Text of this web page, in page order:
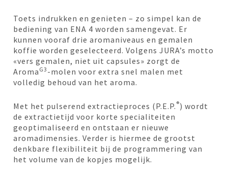
Toets indrukken en genieten – zo simpel kan de
bediening van ENA 4 worden samengevat. Er
kunnen vooraf drie aromaniveaus en gemalen
koffie worden geselecteerd. Volgens JURA’s motto
«vers gemalen, niet uit capsules» zorgt de
Aroma G3 -molen voor extra snel malen met
volledig behoud van het aroma.
Met het pulserend extractieproces (P.E.P. ®) wordt
de extractietijd voor korte specialiteiten
geoptimaliseerd en ontstaan er nieuwe
aromadimensies. Verder is hiermee de grootst
denkbare flexibiliteit bij de programmering van
het volume van de kopjes mogelijk.